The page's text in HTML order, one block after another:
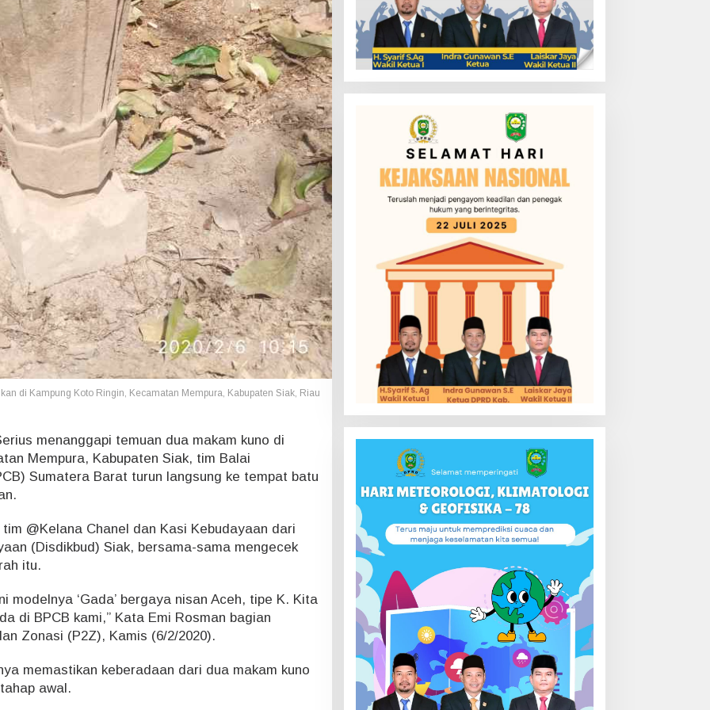
di Kampung Koto Ringin, Kecamatan Mempura, Kabupaten Siak, Riau
menanggapi temuan dua makam kuno di
Mempura, Kabupaten Siak, tim Balai
Sumatera Barat turun langsung ke tempat batu
@Kelana Chanel dan Kasi Kebudayaan dari
(Disdikbud) Siak, bersama-sama mengecek
itu.
modelnya ‘Gada’ bergaya nisan Aceh, tipe K. Kita
di BPCB kami,” Kata Emi Rosman bagian
Zonasi (P2Z), Kamis (6/2/2020).
memastikan keberadaan dari dua makam kuno
awal.